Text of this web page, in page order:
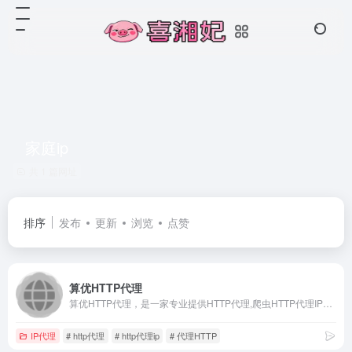
排序 发布 更新 浏览 点赞
算优HTTP代理
IP代理 # http代理 # http代理ip # 代理HTTP